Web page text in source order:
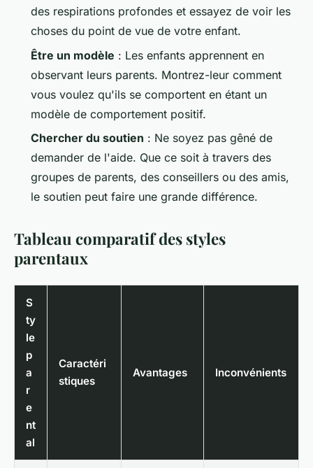
des respirations profondes et essayez de voir les
choses du point de vue de votre enfant.
Être un modèle : Les enfants apprennent en
observant leurs parents. Montrez-leur comment
vous voulez qu'ils se comportent en étant un
modèle de comportement positif.
Chercher du soutien : Ne soyez pas gêné de
demander de l'aide. Que ce soit à travers des
groupes de parents, des conseillers ou des amis,
le soutien peut faire une grande différence.
Tableau comparatif des styles
parentaux
S
ty
le
p
a
r
e
nt
al
Caractéri
stiques
Avantages Inconvénients